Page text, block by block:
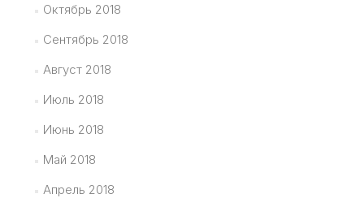
Октябрь 2018
Сентябрь 2018
Август 2018
Июль 2018
Июнь 2018
Май 2018
Апрель 2018